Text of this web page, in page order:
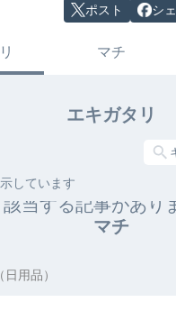
ポスト シ
マチ
エキガタリ
しています
該当する記事があり
マチ
用品）